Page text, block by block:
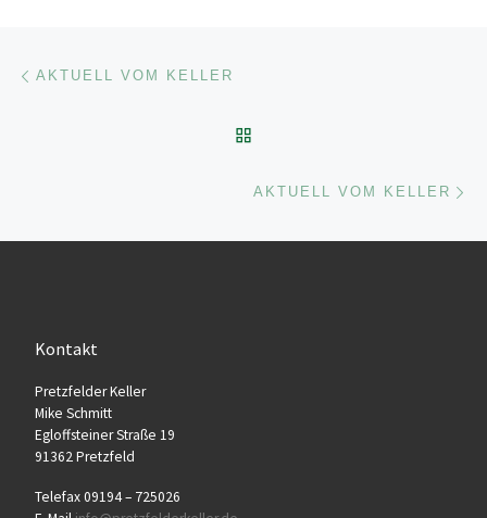
Beitragsnavigation
AKTUELL VOM KELLER
AKTUELL VOM KELLER
Kontakt
Pretz­fel­der Keller
Mike Schmitt
Egloff­stei­ner Stra­ße 19
91362 Pretzfeld
Tele­fax 09194 – 725026